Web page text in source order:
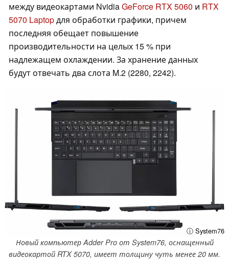
между видеокартами NvidiaGeForce RTX 5060 и RTX
5070 Laptopдля обработки графики, причем
последняя обещает повышение
производительности на целых 15 % при
надлежащем охлаждении. За хранение данных
будут отвечать два слота M.2 (2280, 2242).
ⓘ System76
Новый компьютер Adder Pro от System76, оснащенный
видеокартой RTX 5070, имеет толщину чуть менее 20 мм.